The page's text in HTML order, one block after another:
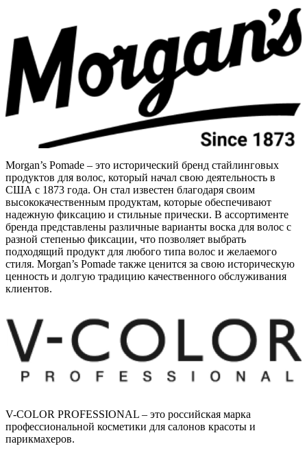
Morgan’s Pomade – это исторический бренд стайлинговых
продуктов для волос, который начал свою деятельность в
США с 1873 года. Он стал известен благодаря своим
высококачественным продуктам, которые обеспечивают
надежную фиксацию и стильные прически. В ассортименте
бренда представлены различные варианты воска для волос с
разной степенью фиксации, что позволяет выбрать
подходящий продукт для любого типа волос и желаемого
стиля. Morgan’s Pomade также ценится за свою историческую
ценность и долгую традицию качественного обслуживания
клиентов.
V-COLOR PROFESSIONAL – это российская марка
профессиональной косметики для салонов красоты и
парикмахеров.